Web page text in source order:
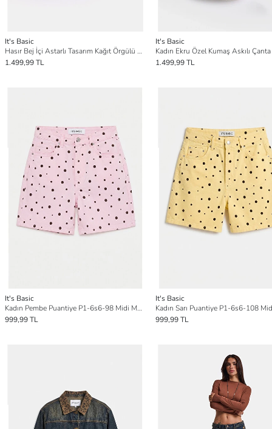
It's Basic
Hasır Bej İçi Astarlı Tasarım Kağıt Örgülü Çanta
1.499,99 TL
It's Basic
Kadın Ekru Özel Kumaş Askılı Çanta
1.499,99 TL
It's Basic
Kadın Pembe Puantiye P1-6s6-98 Midi Mom Şort
999,99 TL
It's Basic
999,99 TL